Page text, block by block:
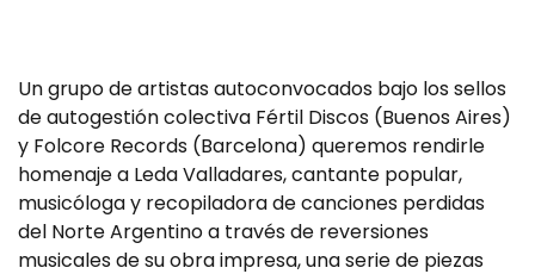
Un grupo de artistas autoconvocados bajo los sellos
de autogestión colectiva Fértil Discos (Buenos Aires)
y Folcore Records (Barcelona) queremos rendirle
homenaje a Leda Valladares, cantante popular,
musicóloga y recopiladora de canciones perdidas
del Norte Argentino a través de reversiones
musicales de su obra impresa, una serie de piezas